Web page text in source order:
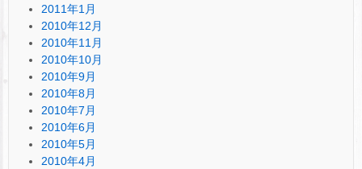
2011年1月
2010年12月
2010年11月
2010年10月
2010年9月
2010年8月
2010年7月
2010年6月
2010年5月
2010年4月